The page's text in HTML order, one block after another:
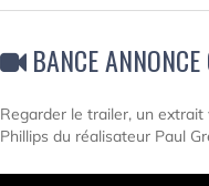
BANCE
Regarder le trailer, un
Phillips du réalisateur Paul